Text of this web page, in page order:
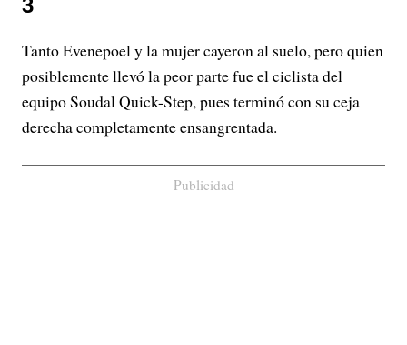
3
Tanto Evenepoel y la mujer cayeron al suelo, pero quien
posiblemente llevó la peor parte fue el ciclista del
equipo Soudal Quick-Step, pues terminó con su ceja
derecha completamente ensangrentada.
Publicidad